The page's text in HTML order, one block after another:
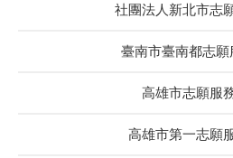
社團法人新北市志
臺南市臺南都志願
高雄市志願服
高雄市第一志願